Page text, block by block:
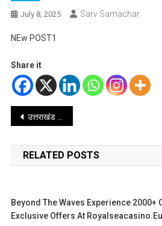
July 8, 2025 Sarv Samachar
NEw POST1
Share it
Post
navigation
उत्तराखंड में कानून व्यवस्था के साथ छेड़खानी पड़ेगी महंगी, सीएम धामी का जीरो टॉलरेंस की नीति पर कार्य करने के निर्देश
RELATED POSTS
Beyond The Waves Experience 2000+
Exclusive Offers At Royalseacasino.eu